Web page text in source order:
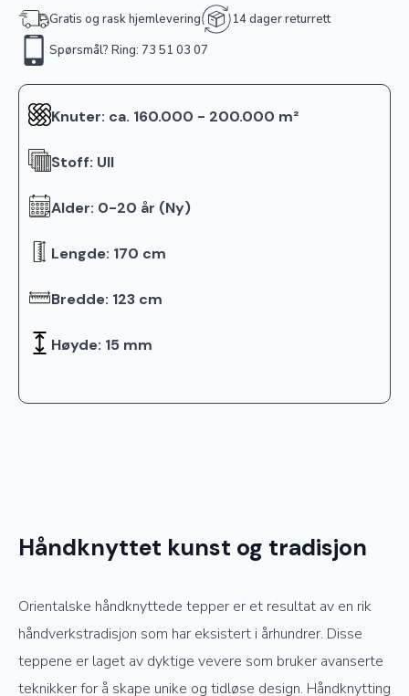
Gratis og rask hjemlevering
14 dager returrett
Spørsmål? Ring: 73 51 03 07
Knuter: ca. 160.000 - 200.000 m²
Stoff: Ull
Alder: 0-20 år (Ny)
Lengde: 170 cm
Bredde: 123 cm
Høyde: 15 mm
Håndknyttet kunst og tradisjon
Orientalske håndknyttede tepper er et resultat av en rik
håndverkstradisjon som har eksistert i århundrer. Disse
teppene er laget av dyktige vevere som bruker avanserte
teknikker for å skape unike og tidløse design. Håndknytting